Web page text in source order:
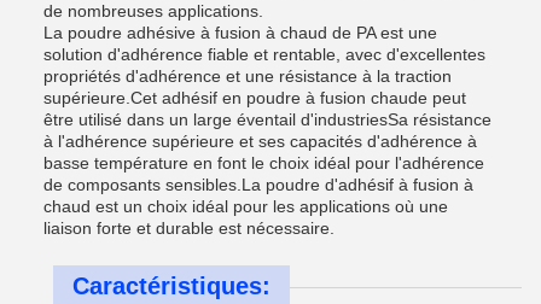
de nombreuses applications.
La poudre adhésive à fusion à chaud de PA est une
solution d'adhérence fiable et rentable, avec d'excellentes
propriétés d'adhérence et une résistance à la traction
supérieure.Cet adhésif en poudre à fusion chaude peut
être utilisé dans un large éventail d'industriesSa résistance
à l'adhérence supérieure et ses capacités d'adhérence à
basse température en font le choix idéal pour l'adhérence
de composants sensibles.La poudre d'adhésif à fusion à
chaud est un choix idéal pour les applications où une
liaison forte et durable est nécessaire.
Caractéristiques: